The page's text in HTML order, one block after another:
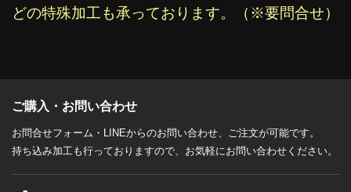
どの特殊加工も承っております。（※要問合せ）
ご購入・お問い合わせ
お問合せフォーム・LINEからのお問い合わせ、ご注文が可能です。
持ち込み加工も行っておりますので、お気軽にお問い合わせください。